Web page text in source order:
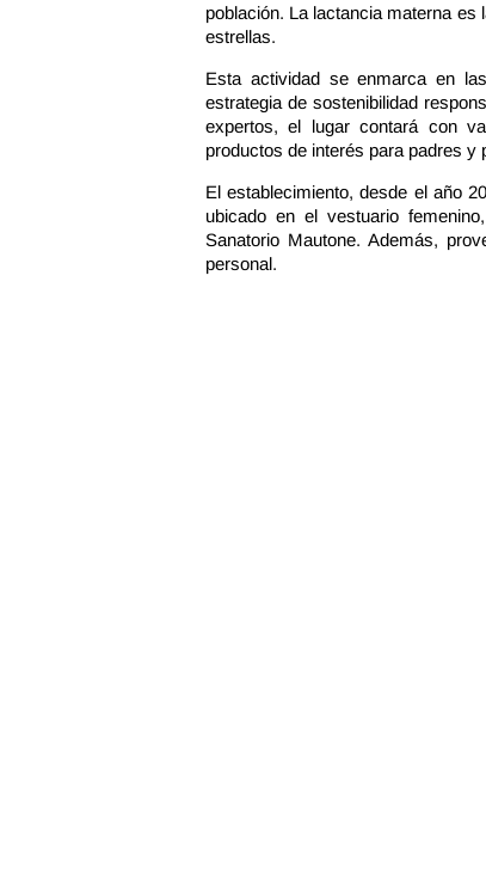
población. La lactancia materna es
estrellas.
Esta actividad se enmarca en
estrategia de sostenibilidad
expertos, el lugar contará con
productos de interés para padres y
El establecimiento, desde el año
ubicado en el vestuario
Sanatorio Mautone. Además,
personal.